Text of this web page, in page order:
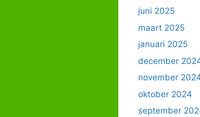
juni 2025
maart 2025
januari 2025
december
november
oktober 2024
september